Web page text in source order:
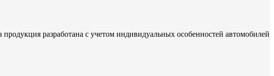
разработана с учетом индивидуальных особенностей автомобилей